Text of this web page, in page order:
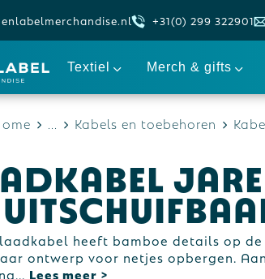
+31(0) 299 322901
Textiel Merch & gifts
Kabels en toebehoren
heeft bamboe details op de
ontwerp voor netjes opbergen.